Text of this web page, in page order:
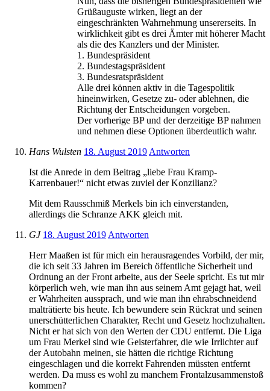
Grüßauguste wirken, liegt an der
eingeschränkten Wahrnehmung unsererseits. In
wirklichkeit gibt es drei Ämter mit höherer Macht
als die des Kanzlers und der Minister.
1. Bundespräsident
2. Bundestagspräsident
3. Bundesratspräsident
Alle drei können aktiv in die Tagespolitik
hineinwirken, Gesetze zu- oder ablehnen, die
Richtung der Entscheidungen vorgeben.
Der vorherige BP und der derzeitige BP nahmen
und nehmen diese Optionen überdeutlich wahr.
Hans Wulsten 18. August 2019 Antworten
Ist die Anrede in dem Beitrag „liebe Frau Kramp-
Karrenbauer!“ nicht etwas zuviel der Konzilianz?
Mit dem Rausschmiß Merkels bin ich einverstanden,
allerdings die Schranze AKK gleich mit.
GJ 18. August 2019 Antworten
Herr Maaßen ist für mich ein herausragendes Vorbild, der mir,
die ich seit 33 Jahren im Bereich öffentliche Sicherheit und
Ordnung an der Front arbeite, aus der Seele spricht. Es tut mir
körperlich weh, wie man ihn aus seinem Amt gejagt hat, weil
er Wahrheiten aussprach, und wie man ihn ehrabschneidend
malträtierte bis heute. Ich bewundere sein Rückrat und seinen
unerschütterlichen Charakter, Recht und Gesetz hochzuhalten.
Nicht er hat sich von den Werten der CDU entfernt. Die Liga
um Frau Merkel sind wie Geisterfahrer, die wie Irrlichter auf
der Autobahn meinen, sie hätten die richtige Richtung
eingeschlagen und die korrekt Fahrenden müssten entfernt
werden. Da muss es wohl zu manchem Frontalzusammenstoß
kommen?